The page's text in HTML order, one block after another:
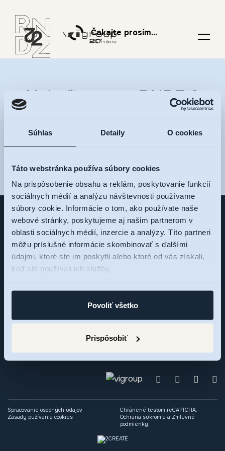
Súhlas Detaily O cookies
Táto webstránka používa súbory cookies
Na prispôsobenie obsahu a reklám, poskytovanie funkcií
sociálnych médií a analýzu návštevnosti používame
súbory cookie. Informácie o tom, ako používate naše
webové stránky, poskytujeme aj našim partnerom v
oblasti sociálnych médií, inzercie a analýzy. Títo partneri
môžu príslušné informácie skombinovať s ďalšími
údajmi, ktoré ste im poskytli alebo ktoré od vás získali,
keď ste používali ich služby.
Povoliť všetko
Prispôsobiť
Čakajte prosím...
Nalaďte sa na RNDZ 2
a dostávajte novinky na
Sme tu pre vás,
pýtajte sa
radi odpovieme na vaše otázky alebo si dohodneme osobné
Chránené testom reCAPTCHA.
podmienky